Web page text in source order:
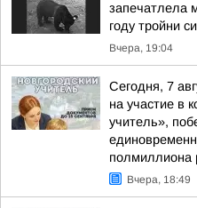
запечатлела
году тройни
Вчера, 19:04
Сегодня, 7
на участие в
учитель»,
полмиллиона
Вчера, 18:49